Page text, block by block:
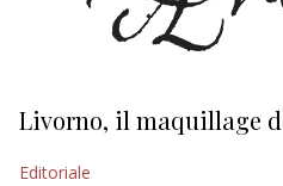
Livorno, il maquillage
Editoriale